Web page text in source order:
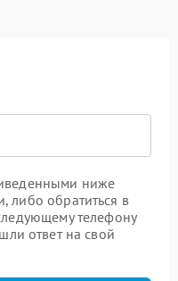
ниже
либо обратиться в
телефону
ответ на свой